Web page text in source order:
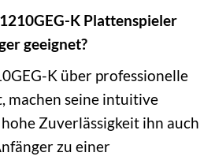
K Plattenspieler
geeignet?
K über professionelle
machen seine intuitive
Zuverlässigkeit ihn auch
zu einer